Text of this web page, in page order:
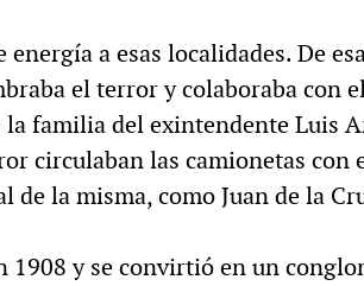
a esas localidades. De
el terror y colaboraba con
familia del exintendente Luis
circulaban las camionetas con
de la misma, como Juan de la
1908 y se convirtió en un